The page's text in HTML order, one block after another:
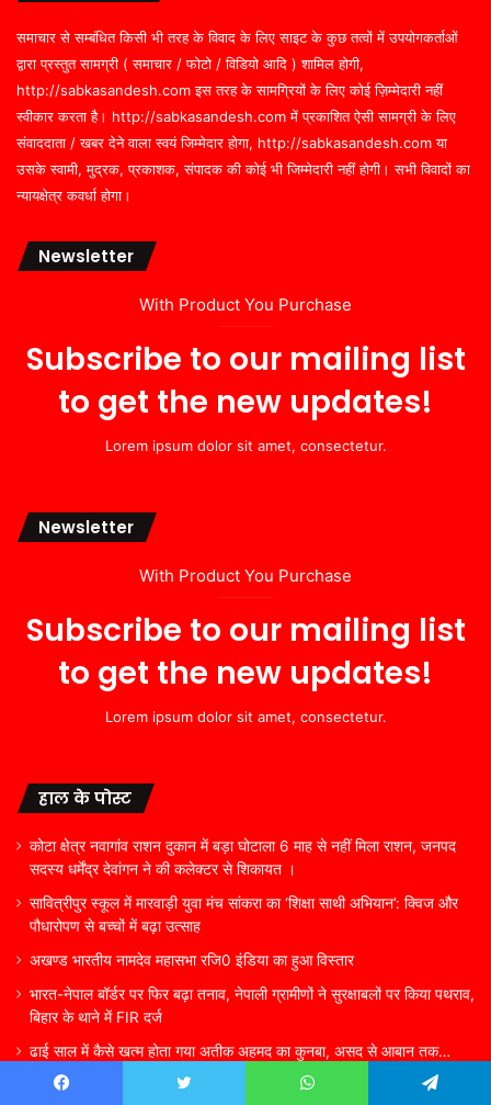
समाचार से सम्बंधित किसी भी तरह के विवाद के लिए साइट के कुछ तत्वों में उपयोगकर्ताओं
द्वारा प्रस्तुत सामग्री ( समाचार / फोटो / विडियो आदि ) शामिल होगी,
http://sabkasandesh.com इस तरह के सामग्रियों के लिए कोई ज़िम्मेदारी नहीं
स्वीकार करता है। http://sabkasandesh.com में प्रकाशित ऐसी सामग्री के लिए
संवाददाता / खबर देने वाला स्वयं जिम्मेदार होगा, http://sabkasandesh.com या
उसके स्वामी, मुद्रक, प्रकाशक, संपादक की कोई भी जिम्मेदारी नहीं होगी। सभी विवादों का
न्यायक्षेत्र कवर्धा होगा।
Newsletter
With Product You Purchase
Subscribe to our mailing list
to get the new updates!
Lorem ipsum dolor sit amet, consectetur.
Newsletter
With Product You Purchase
Subscribe to our mailing list
to get the new updates!
Lorem ipsum dolor sit amet, consectetur.
हाल के पोस्ट
कोटा क्षेत्र नवागांव राशन दुकान में बड़ा घोटाला 6 माह से नहीं मिला राशन, जनपद
सदस्य धर्मेंद्र देवांगन ने की कलेक्टर से शिकायत ।
सावित्रीपुर स्कूल में मारवाड़ी युवा मंच सांकरा का ‘शिक्षा साथी अभियान’: क्विज और
पौधारोपण से बच्चों में बढ़ा उत्साह
अखण्ड भारतीय नामदेव महासभा रजि0 इंडिया का हुआ विस्तार
भारत-नेपाल बॉर्डर पर फिर बढ़ा तनाव, नेपाली ग्रामीणों ने सुरक्षाबलों पर किया पथराव,
बिहार के थाने में FIR दर्ज
ढाई साल में कैसे खत्म होता गया अतीक अहमद का कुनबा, असद से आबान तक…
जानिए कौन जिंदा, कौन जेल में और कौन फरार